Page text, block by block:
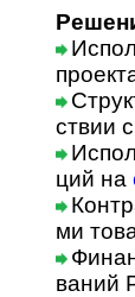
ст­вии
ций на
ми
ва­ний